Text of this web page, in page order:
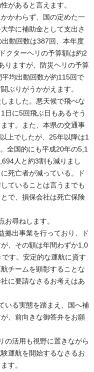
があると言えます。
かわらず、国の定めた一
学に補助金として支出さ
動回数は387回、本年度
クターヘリの予算額は約2
りますが、防災ヘリの予算
均出動回数が約115回で
ぶりがうかがえます。
ました。悪天候で飛べな
日に5回飛ぶ日もあるそう
す。また、本県の交通事
上でしたが、25年以降は1
全国的にも平成20年の5,1
人と約3割も減りまし
死亡者が減っている。ド
ていることは言うまでも
で、損保会社は死亡保険
尋ねします。
拠出事業を行っており、ド
、その額は年間わずか1,0
す。安定的な運航に資す
チームを顕彰することな
に要請なさるお考えはあ
いる実態を踏まえ、国へ補
、前向きな御答弁をお願
の活用も視野に置きながら
運航を開始するなさるお
す。